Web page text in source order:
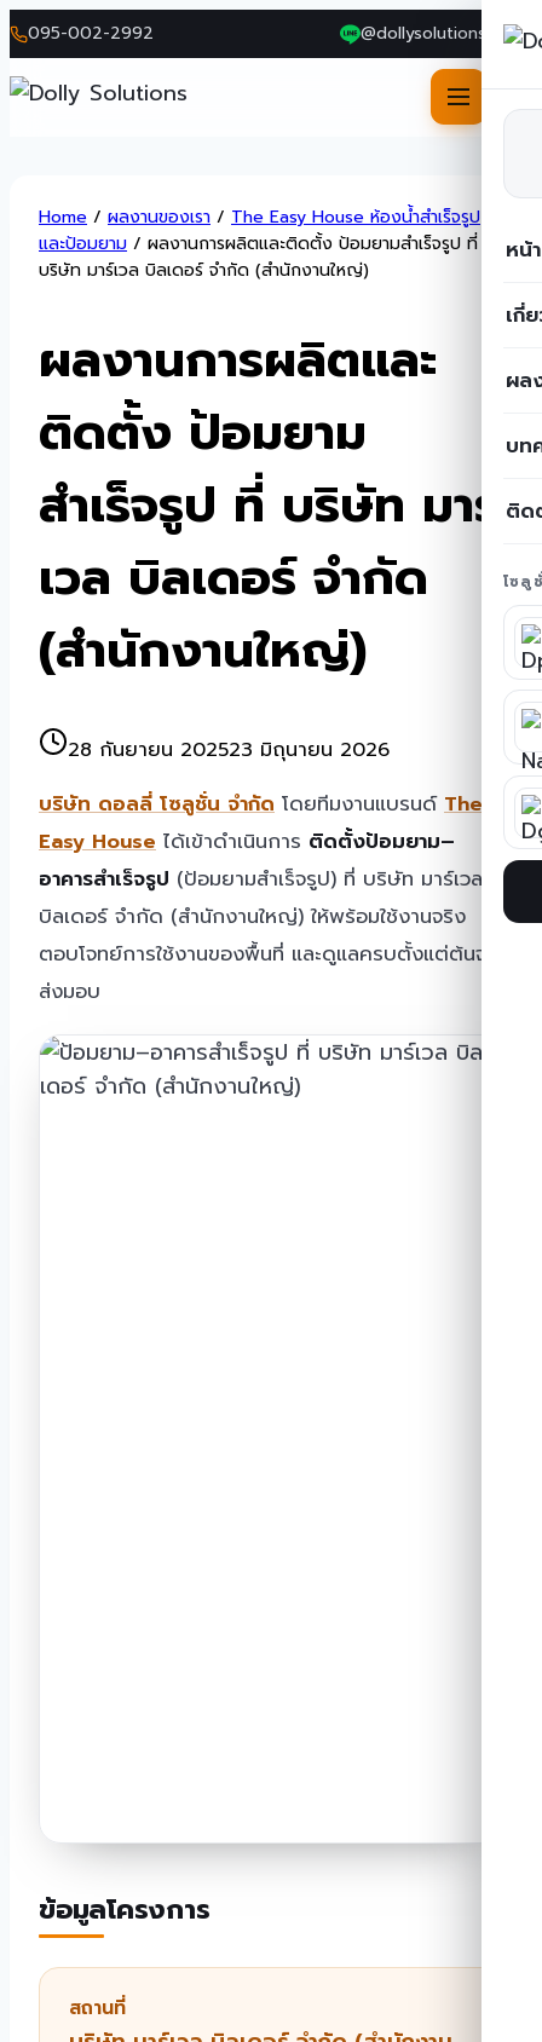
095-002-2992 @dollysolutions
หน้
เกี่
ผล
บท
ติด
โซลู
content
Home / ผลงานของเรา / The Easy House ห้องน้ำสำเร็จรูป
และป้อมยาม / ผลงานการผลิตและติดตั้ง ป้อมยามสำเร็จรูป ที่
บริษัท มาร์เวล บิลเดอร์ จํากัด (สํานักงานใหญ่)
ผลงานการผลิตและ
ติดตั้ง ป้อมยาม
สำเร็จรูป ที่ บริษัท มาร์
เวล บิลเดอร์ จํากัด
(สํานักงานใหญ่)
28 กันยายน 202523 มิถุนายน 2026
บริษัท ดอลลี่ โซลูชั่น จำกัด โดยทีมงานแบรนด์ The
Easy House ได้เข้าดำเนินการ ติดตั้งป้อมยาม–
อาคารสำเร็จรูป (ป้อมยามสำเร็จรูป) ที่ บริษัท มาร์เวล
บิลเดอร์ จํากัด (สํานักงานใหญ่) ให้พร้อมใช้งานจริง
ตอบโจทย์การใช้งานของพื้นที่ และดูแลครบตั้งแต่ต้นจน
ส่งมอบ
ข้อมูลโครงการ
สถานที่